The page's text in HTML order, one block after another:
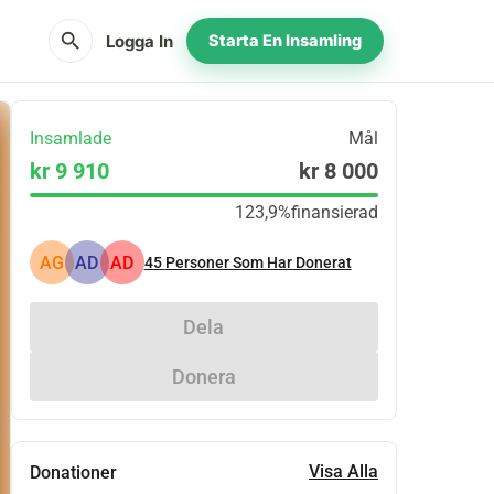
search Logga In Starta En Insamling
Insamlade Mål
kr 9 910 kr 8 000
123,9%finansierad
AG AD AD 45 Personer Som Har Donerat
Dela
Donera
Donationer Visa Alla